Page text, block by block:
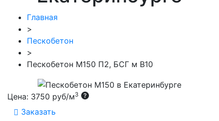
Главная
>
Пескобетон
>
Пескобетон М150 П2, БСГ м В10
Цена: 3750 руб/м3
Заказать